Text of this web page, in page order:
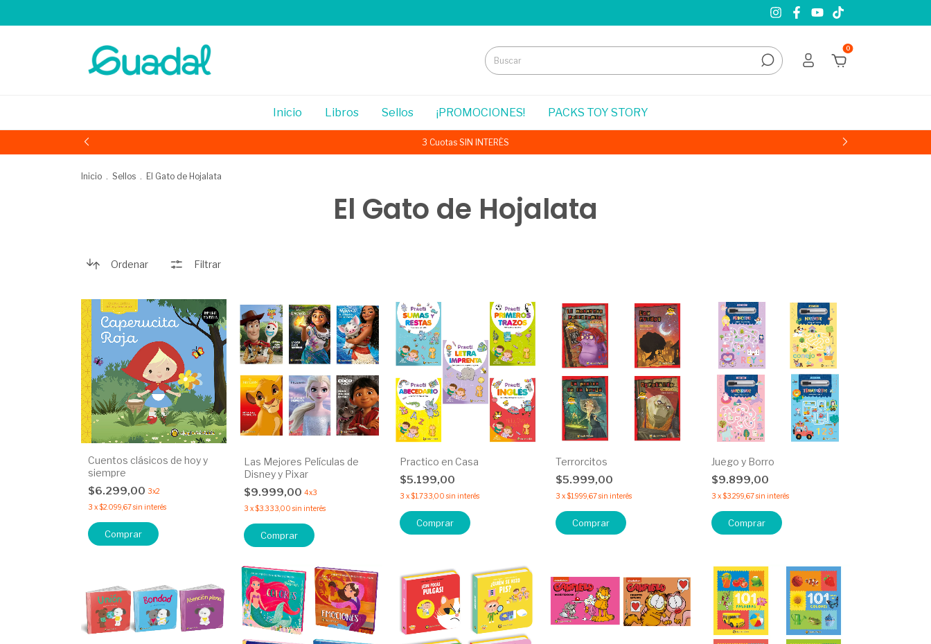
0
Inicio Libros Sellos ¡PROMOCIONES! PACKS TOY STORY
3 Cuotas SIN INTERÉS
Inicio . Sellos . El Gato de Hojalata
El Gato de Hojalata
Ordenar Filtrar
Cuentos clásicos de hoy y
siempre
$6.299,00 3x2
3 x$2.099,67sin interés
Comprar
Las Mejores Películas de
Disney y Pixar
$9.999,00 4x3
3 x$3.333,00 sin interés
Comprar
Practico en Casa
$5.199,00
3 x$1.733,00 sin interés
Comprar
Terrorcitos
$5.999,00
3 x$1.999,67sin interés
Comprar
Juego y Borro
$9.899,00
3 x$3.299,67sin interés
Comprar